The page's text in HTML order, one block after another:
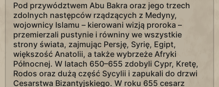
Pod przywództwem Abu Bakra oraz jego trzech
zdolnych następców rządzących z Medyny,
wojownicy Islamu – kierowani wizją proroka –
przemierzali pustynie i równiny we wszystkie
strony świata, zajmując Persję, Syrię, Egipt,
większość Anatolii, a także wybrzeże Afryki
Północnej. W latach 650–655 zdobyli Cypr, Kretę,
Rodos oraz dużą część Sycylii i zapukali do drzwi
Cesarstwa Bizantyjskiego. W roku 655 cesarz